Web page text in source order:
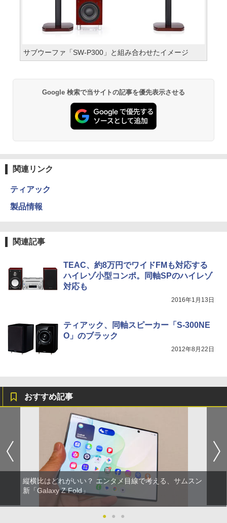
サブウーファ「SW-P300」と組み合わせたイメージ
Google 検索で当サイトの記事を優先表示させる
関連リンク
ティアック
製品情報
関連記事
TEAC、約8万円でワイドFMも対応する
ハイレゾ小型コンポ。同軸SPのハイレゾ
対応も
2016年1月13日
ティアック、同軸スピーカー「S-300NE
O」のブラック
2012年8月22日
おすすめ記事
縦横比はどれがいい？ エンタメ目線で考える、サムスン
新「Galaxy Z Fold」
● ● ●